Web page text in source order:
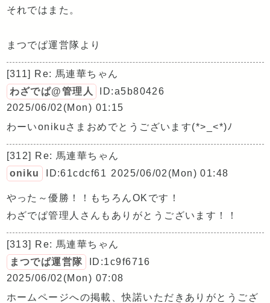
それではまた。
まつでぱ運営隊より
[311] Re: 馬連華ちゃん
わざでぱ@管理人
ID:a5b80426
2025/06/02(Mon) 01:15
わーいonikuさまおめでとうございます(*>_<*)ﾉ
[312] Re: 馬連華ちゃん
oniku
ID:61cdcf61 2025/06/02(Mon) 01:48
やった～優勝！！もちろんOKです！
わざでぱ管理人さんもありがとうございます！！
[313] Re: 馬連華ちゃん
まつでぱ運営隊
ID:1c9f6716
2025/06/02(Mon) 07:08
ホームページへの掲載、快諾いただきありがとうござ